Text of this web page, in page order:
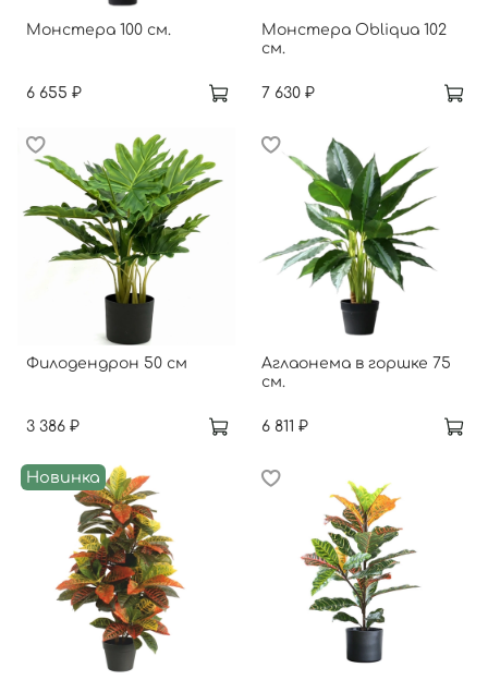
Монстера 100 см.
6 655 ₽
Монстера Obliqua 102
см.
7 630 ₽
Филодендрон 50 см
3 386 ₽
Аглаонема в горшке 75
см.
6 811 ₽
Новинка